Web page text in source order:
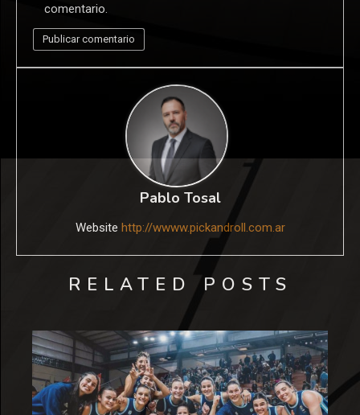
comentario.
Pablo Tosal
Website http://wwww.pickandroll.com.ar
RELATED POSTS